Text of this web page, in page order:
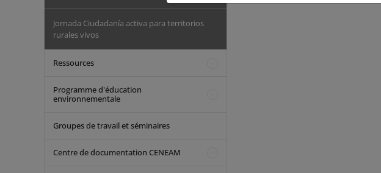
Jornada Ciudadanía activa para territorios
rurales vivos
Ressources
Programme d'éducation
environnementale
Groupes de travail et séminaires
Centre de documentation CENEAM